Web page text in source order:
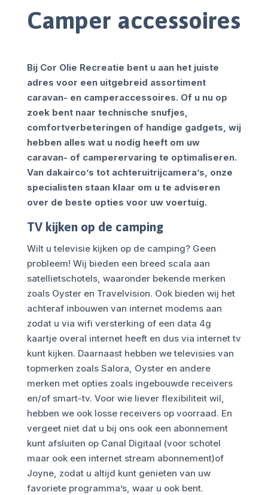
Camper accessoires
Bij Cor Olie Recreatie bent u aan het juiste
adres voor een uitgebreid assortiment
caravan- en camperaccessoires. Of u nu op
zoek bent naar technische snufjes,
comfortverbeteringen of handige gadgets, wij
hebben alles wat u nodig heeft om uw
caravan- of camperervaring te optimaliseren.
Van dakairco’s tot achteruitrijcamera’s, onze
specialisten staan klaar om u te adviseren
over de beste opties voor uw voertuig.
TV kijken op de camping
Wilt u televisie kijken op de camping? Geen
probleem! Wij bieden een breed scala aan
satellietschotels, waaronder bekende merken
zoals Oyster en Travelvision. Ook bieden wij het
achteraf inbouwen van internet modems aan
zodat u via wifi versterking of een data 4g
kaartje overal internet heeft en dus via internet tv
kunt kijken. Daarnaast hebben we televisies van
topmerken zoals Salora, Oyster en andere
merken met opties zoals ingebouwde receivers
en/of smart-tv. Voor wie liever flexibiliteit wil,
hebben we ook losse receivers op voorraad. En
vergeet niet dat u bij ons ook een abonnement
kunt afsluiten op Canal Digitaal (voor schotel
maar ook een internet stream abonnement)of
Joyne, zodat u altijd kunt genieten van uw
favoriete programma’s, waar u ook bent.